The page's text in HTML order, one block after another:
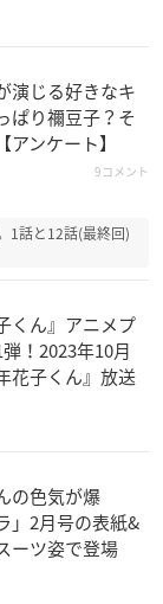
演じる好きなキ
ぱり禰󠄀豆子？そ
ンケート】
9コメント
1話と12話(最終回)
くん』アニメプ
！2023年10月
花子くん』放送
の色気が爆
」2月号の表紙&
ーツ姿で登場